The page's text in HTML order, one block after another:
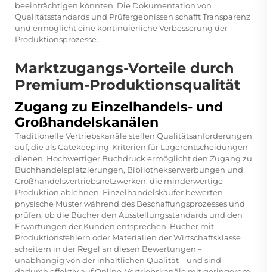
beeinträchtigen könnten. Die Dokumentation von
Qualitätsstandards und Prüfergebnissen schafft Transparenz
und ermöglicht eine kontinuierliche Verbesserung der
Produktionsprozesse.
Marktzugangs-Vorteile durch
Premium-Produktionsqualität
Zugang zu Einzelhandels- und
Großhandelskanälen
Traditionelle Vertriebskanäle stellen Qualitätsanforderungen
auf, die als Gatekeeping-Kriterien für Lagerentscheidungen
dienen. Hochwertiger Buchdruck ermöglicht den Zugang zu
Buchhandelsplatzierungen, Bibliothekserwerbungen und
Großhandelsvertriebsnetzwerken, die minderwertige
Produktion ablehnen. Einzelhandelskäufer bewerten
physische Muster während des Beschaffungsprozesses und
prüfen, ob die Bücher den Ausstellungsstandards und den
Erwartungen der Kunden entsprechen. Bücher mit
Produktionsfehlern oder Materialien der Wirtschaftsklasse
scheitern in der Regel an diesen Bewertungen –
unabhängig von der inhaltlichen Qualität – und sind